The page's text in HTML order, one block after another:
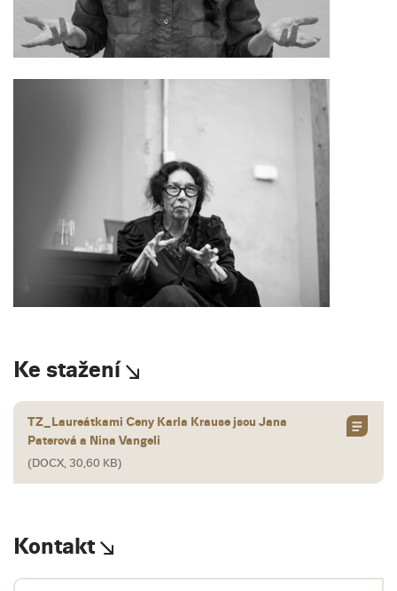
Ke stažení
TZ_Laureátkami Ceny Karla Krause jsou Jana
Paterová a Nina Vangeli
(DOCX, 30,60 KB)
Kontakt